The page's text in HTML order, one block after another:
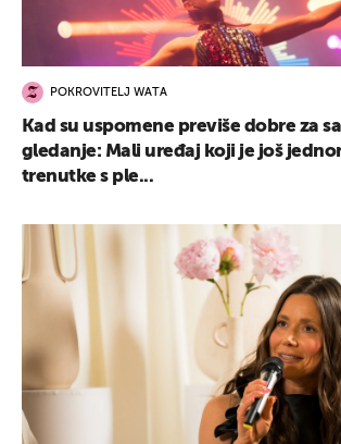
POKROVITELJ WATA
Kad su uspomene previše dobre za
gledanje: Mali uređaj koji je još
trenutke s ple...